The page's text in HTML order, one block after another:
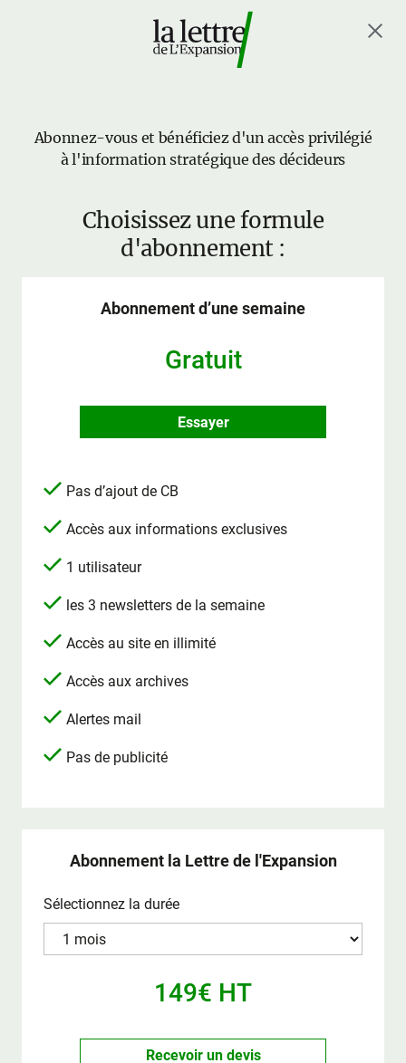
Abonnez-vous et bénéficiez d'un accès privilégié
à l'information stratégique des décideurs
Choisissez une formule
d'abonnement :
Abonnement d’une semaine
Gratuit
Essayer
Pas d’ajout de CB
Accès aux informations exclusives
1 utilisateur
les 3 newsletters de la semaine
Accès au site en illimité
Accès aux archives
Alertes mail
Pas de publicité
Abonnement la Lettre de l'Expansion
Sélectionnez la durée
149€ HT
Recevoir un devis